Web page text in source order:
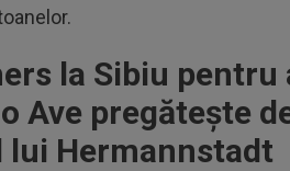
la Sibiu
Ave pregătește
lui Hermannstadt